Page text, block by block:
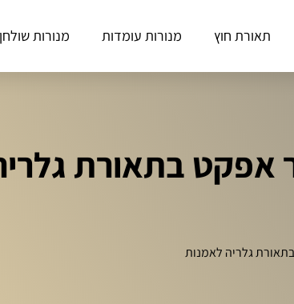
תאורת חוץ מנורות עומדות מנורות שולחן
אפקט בתאורת
גלריה לאמנות